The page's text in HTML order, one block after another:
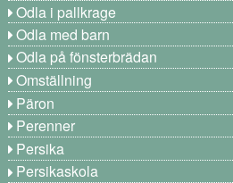
Odla i pallkrage
Odla med barn
Odla på fönsterbrädan
Omställning
Päron
Perenner
Persika
Persikaskola